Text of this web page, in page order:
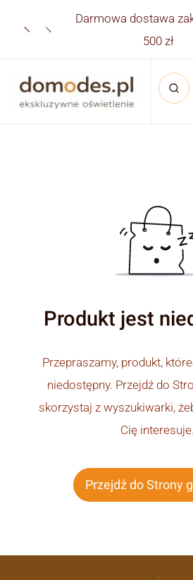
Darmowa dostawa
500 zł
Produkt jest
Przepraszamy, produkt,
niedostępny. Przejdź do
skorzystaj z wyszukiwarki,
Cię interesuje.
Przejdź do Strony